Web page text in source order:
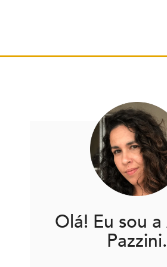
Olá! Eu sou
Pazzini.